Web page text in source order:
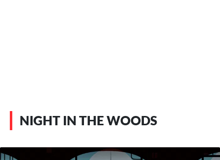
NIGHT IN THE WOODS